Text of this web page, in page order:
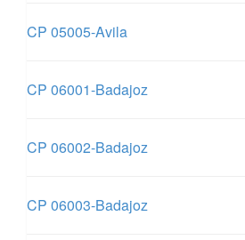
CP 05005-Avila
CP 06001-Badajoz
CP 06002-Badajoz
CP 06003-Badajoz